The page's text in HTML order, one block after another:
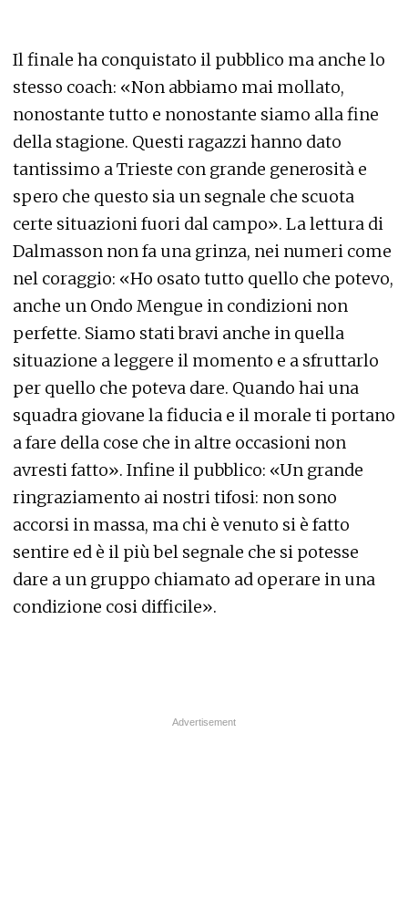
Il finale ha conquistato il pubblico ma anche lo
stesso coach: «Non abbiamo mai mollato,
nonostante tutto e nonostante siamo alla fine
della stagione. Questi ragazzi hanno dato
tantissimo a Trieste con grande generosità e
spero che questo sia un segnale che scuota
certe situazioni fuori dal campo». La lettura di
Dalmasson non fa una grinza, nei numeri come
nel coraggio: «Ho osato tutto quello che potevo,
anche un Ondo Mengue in condizioni non
perfette. Siamo stati bravi anche in quella
situazione a leggere il momento e a sfruttarlo
per quello che poteva dare. Quando hai una
squadra giovane la fiducia e il morale ti portano
a fare della cose che in altre occasioni non
avresti fatto». Infine il pubblico: «Un grande
ringraziamento ai nostri tifosi: non sono
accorsi in massa, ma chi è venuto si è fatto
sentire ed è il più bel segnale che si potesse
dare a un gruppo chiamato ad operare in una
condizione cosi difficile».